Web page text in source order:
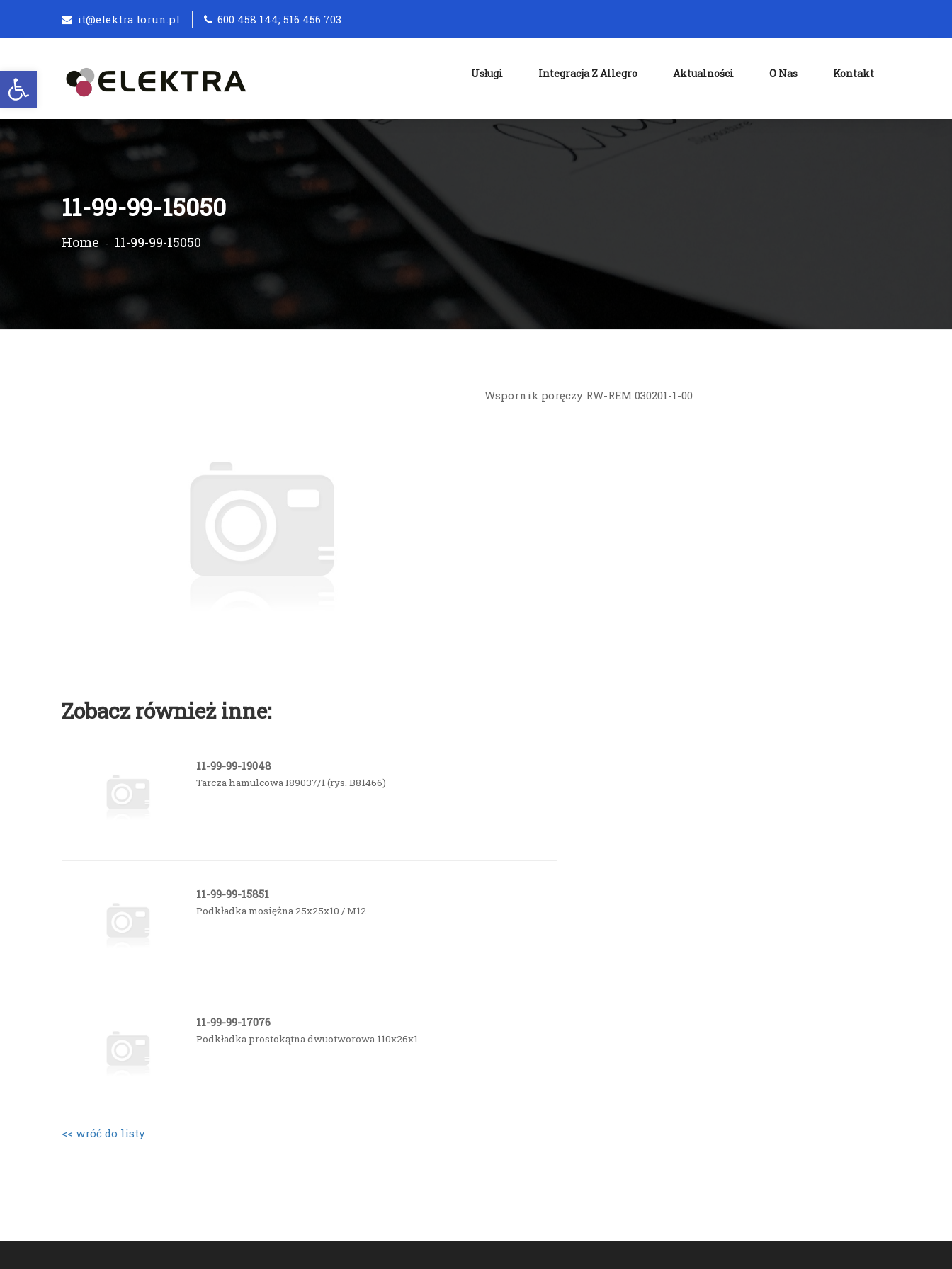
Otwórz pasek narzędzi
it@elektra.torun.pl 600 458 144; 516 456 703
Usługi Integracja Z Allegro Aktualności O Nas Kontakt
11-99-99-15050
Home 11-99-99-15050
Wspornik poręczy RW-REM 030201-1-00
Zobacz również inne:
11-99-99-19048
Tarcza hamulcowa I89037/1 (rys. B81466)
11-99-99-15851
Podkładka mosiężna 25x25x10 / M12
11-99-99-17076
Podkładka prostokątna dwuotworowa 110x26x1
<< wróć do listy